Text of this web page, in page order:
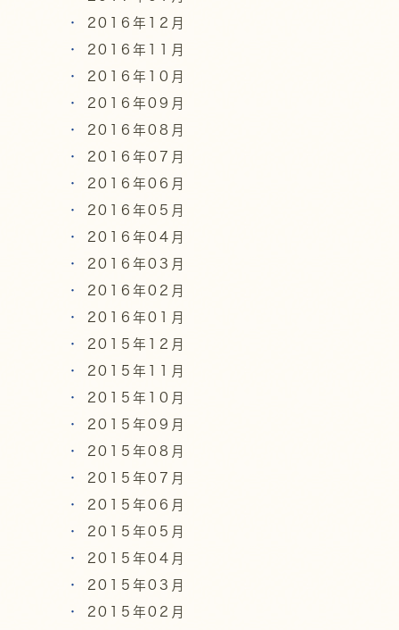
2016年12月
2016年11月
2016年10月
2016年09月
2016年08月
2016年07月
2016年06月
2016年05月
2016年04月
2016年03月
2016年02月
2016年01月
2015年12月
2015年11月
2015年10月
2015年09月
2015年08月
2015年07月
2015年06月
2015年05月
2015年04月
2015年03月
2015年02月